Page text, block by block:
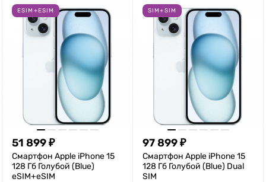
ESIM+ESIM
51 899₽
Смартфон Apple iPhone 15
128 Гб Голубой (Blue)
eSIM+eSIM
SIM+SIM
97 899₽
Смартфон Apple iPhone 15
128 Гб Голубой (Blue) Dual
SIM